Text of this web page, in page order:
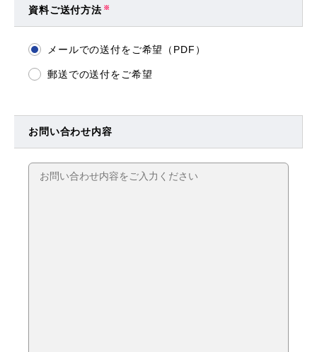
資料ご送付方法 ※
メールでの送付をご希望（PDF）
郵送での送付をご希望
お問い合わせ内容